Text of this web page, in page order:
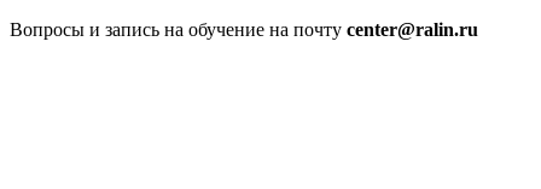
Вопросы и запись на обучение на почту center@ralin.ru